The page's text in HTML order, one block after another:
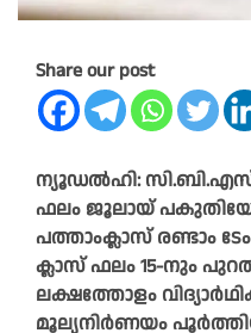
Share our post
ന്യൂഡൽഹി:
ഫലം ജൂലായ്
പത്താംക്ലാസ് രണ്ടാം
ക്ലാസ് ഫലം 15-നും
ലക്ഷത്തോളം
മൂല്യനിർണയം